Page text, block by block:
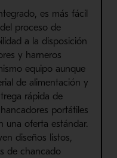
es más fácil
proceso de
a la disposición
y harneros
equipo aunque
de alimentación y
rápida de
portátiles
una oferta estándar.
diseños listos,
de chancado